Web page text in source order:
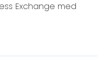
Exchange med